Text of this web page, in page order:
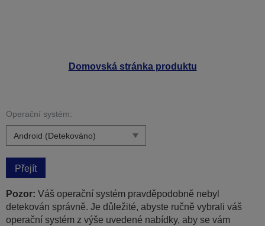
Domovská stránka produktu
Operační systém:
Přejít
Pozor: Váš operační systém pravděpodobně nebyl
detekován správně. Je důležité, abyste ručně vybrali váš
operační systém z výše uvedené nabídky, aby se vám